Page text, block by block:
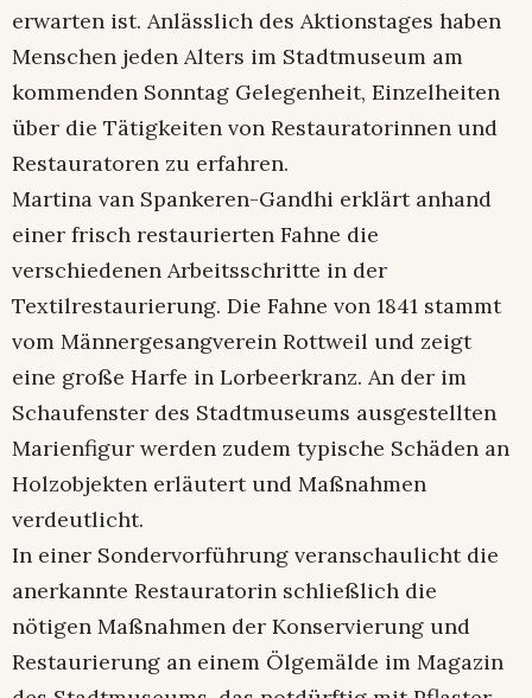
erwarten ist. Anlässlich des Aktionstages haben
Menschen jeden Alters im Stadtmuseum am
kommenden Sonntag Gelegenheit, Einzelheiten
über die Tätigkeiten von Restauratorinnen und
Restauratoren zu erfahren.
Martina van Spankeren-Gandhi erklärt anhand
einer frisch restaurierten Fahne die
verschiedenen Arbeitsschritte in der
Textilrestaurierung. Die Fahne von 1841 stammt
vom Männergesangverein Rottweil und zeigt
eine große Harfe in Lorbeerkranz. An der im
Schaufenster des Stadtmuseums ausgestellten
Marienfigur werden zudem typische Schäden an
Holzobjekten erläutert und Maßnahmen
verdeutlicht.
In einer Sondervorführung veranschaulicht die
anerkannte Restauratorin schließlich die
nötigen Maßnahmen der Konservierung und
Restaurierung an einem Ölgemälde im Magazin